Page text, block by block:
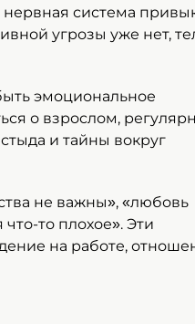
система
угрозы уже нет,
эмоциональное
о взрослом,
и тайны вокруг
не важны», «любовь
то плохое». Эти
на работе,